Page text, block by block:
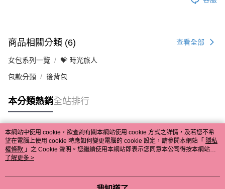
商品相關分類 (6) 查看全部
女包系列一覽 💝 時光旅人
包款分類 後背包
本分類熱銷全站排行
熱門標籤
本網站中使用 cookie，欲查詢有關本網站使用 cookie 方式之詳情，及若您不希
望在電腦上使用 cookie 時應如何變更電腦的 cookie 設定，請參閱本網站「 隱私
權條款 」之 Cookie 聲明。您繼續使用本網站即表示您同意本公司得按本網站使
用條款之 Cookie 聲明使用 cookie。
了解更多 >